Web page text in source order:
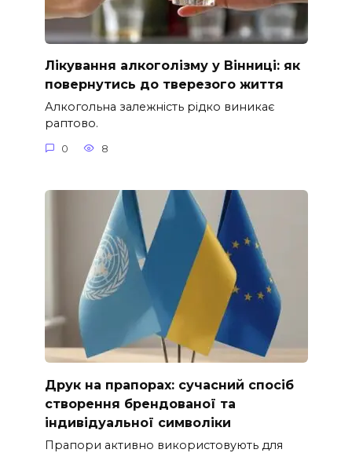
Лікування алкоголізму у Вінниці: як
повернутись до тверезого життя
Алкогольна залежність рідко виникає
раптово.
0 8
Друк на прапорах: сучасний спосіб
створення брендованої та
індивідуальної символіки
Прапори активно використовують для